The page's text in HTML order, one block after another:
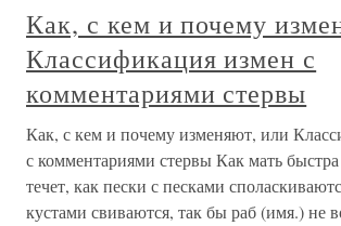
Как, с кем и почему
Классификация измен с
комментариями стервы
Как, с кем и почему изменяют, или
с комментариями стервы Как мать
течет, как пески с песками
кустами свиваются, так бы раб (имя.) не